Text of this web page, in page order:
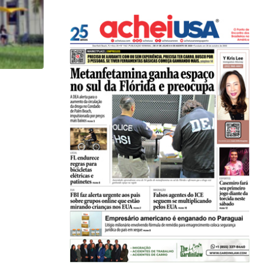
HISTÓRICO
Açaí é reconhecido oficialmente como fruto
21/01/2026